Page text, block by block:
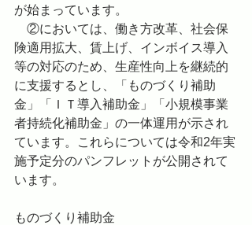
が始まっています。
②においては、働き方改革、社会保
険適用拡大、賃上げ、インボイス導入
等の対応のため、生産性向上を継続的
に支援するとし、「ものづくり補助
金」「ＩＴ導入補助金」「小規模事業
者持続化補助金」の一体運用が示され
ています。これらについては令和2年実
施予定分のパンフレットが公開されて
います。
ものづくり補助金